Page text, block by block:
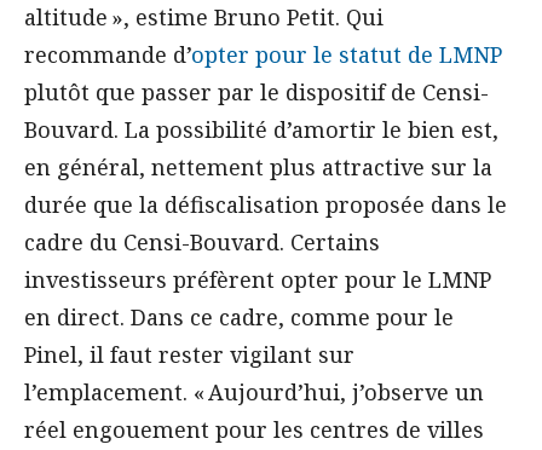
altitude », estime Bruno Petit. Qui
recommande d’opter pour le statut de LMNP
plutôt que passer par le dispositif de Censi-
Bouvard. La possibilité d’amortir le bien est,
en général, nettement plus attractive sur la
durée que la défiscalisation proposée dans le
cadre du Censi-Bouvard. Certains
investisseurs préfèrent opter pour le LMNP
en direct. Dans ce cadre, comme pour le
Pinel, il faut rester vigilant sur
l’emplacement. « Aujourd’hui, j’observe un
réel engouement pour les centres de villes